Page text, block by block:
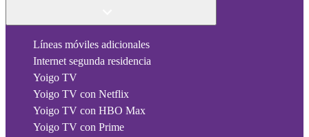
Líneas móviles adicionales
Internet segunda residencia
Yoigo TV
Yoigo TV con Netflix
Yoigo TV con HBO Max
Yoigo TV con Prime